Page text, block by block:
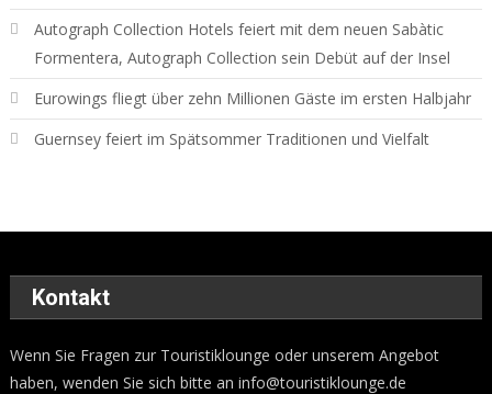
Autograph Collection Hotels feiert mit dem neuen Sabàtic
Formentera, Autograph Collection sein Debüt auf der Insel
Eurowings fliegt über zehn Millionen Gäste im ersten Halbjahr
Guernsey feiert im Spätsommer Traditionen und Vielfalt
Kontakt
Wenn Sie Fragen zur Touristiklounge oder unserem Angebot
haben, wenden Sie sich bitte aninfo@touristiklounge.de